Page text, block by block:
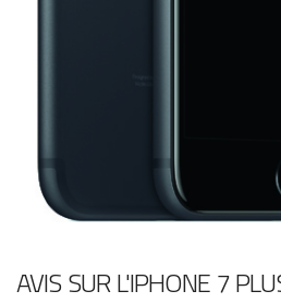
AVIS SUR L'IPHONE 7